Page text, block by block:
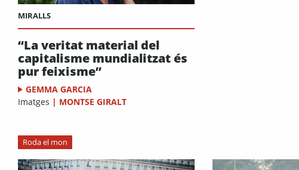
MIRALLS
“La veritat material del
capitalisme mundialitzat és
pur feixisme”
GEMMA GARCIA
Imatges | MONTSE GIRALT
Roda el mon